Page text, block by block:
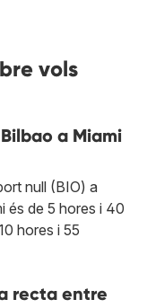
vols
a Miami
null (BIO) a
és de 5 hores i 40
hores i 55
recta entre